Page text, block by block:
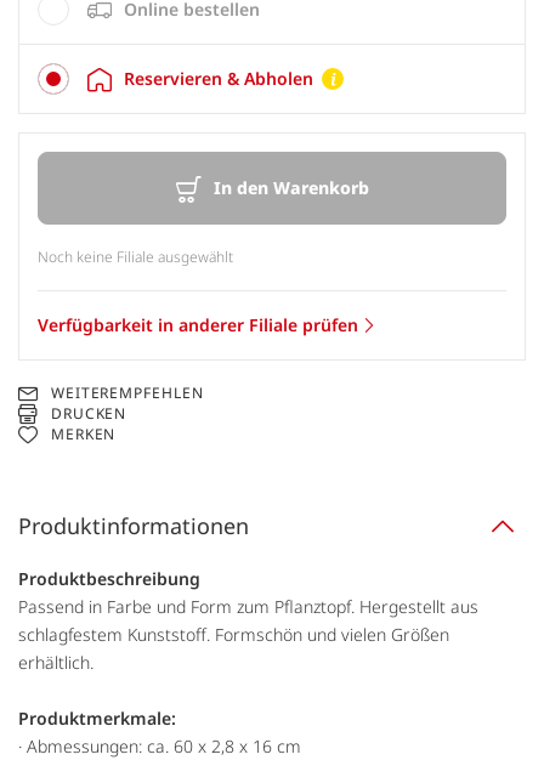
Online bestellen
Reservieren & Abholen
In den Warenkorb
Noch keine Filiale ausgewählt
Verfügbarkeit in anderer Filiale prüfen
WEITEREMPFEHLEN
DRUCKEN
MERKEN
Produktinformationen
Produktbeschreibung
Passend in Farbe und Form zum Pflanztopf. Hergestellt aus
schlagfestem Kunststoff. Formschön und vielen Größen
erhältlich.
Produktmerkmale:
· Abmessungen: ca. 60 x 2,8 x 16 cm